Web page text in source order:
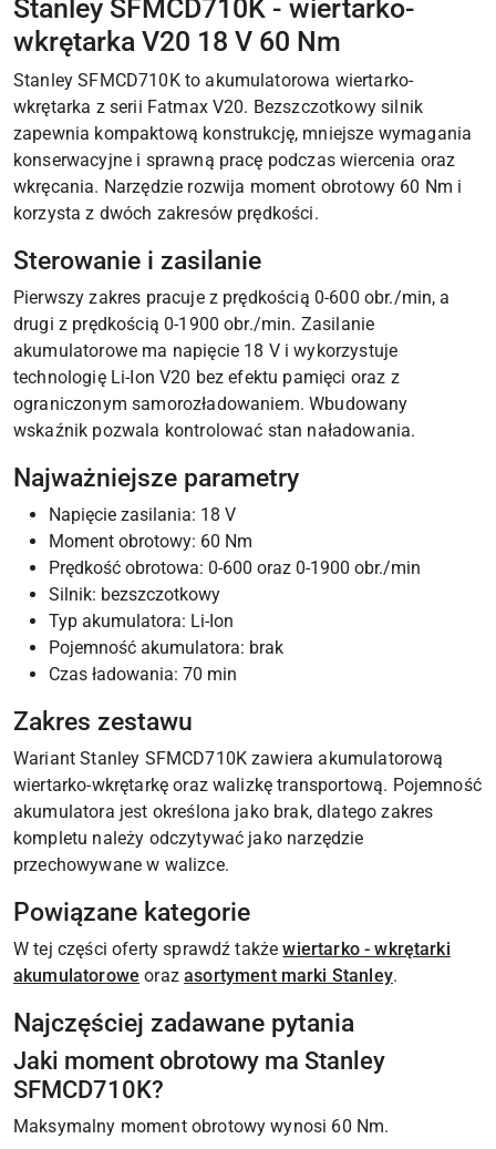
Stanley SFMCD710K - wiertarko-
wkrętarka V20 18 V 60 Nm
Stanley SFMCD710K to akumulatorowa wiertarko-
wkrętarka z serii Fatmax V20. Bezszczotkowy silnik
zapewnia kompaktową konstrukcję, mniejsze wymagania
konserwacyjne i sprawną pracę podczas wiercenia oraz
wkręcania. Narzędzie rozwija moment obrotowy 60 Nm i
korzysta z dwóch zakresów prędkości.
Sterowanie i zasilanie
Pierwszy zakres pracuje z prędkością 0-600 obr./min, a
drugi z prędkością 0-1900 obr./min. Zasilanie
akumulatorowe ma napięcie 18 V i wykorzystuje
technologię Li-Ion V20 bez efektu pamięci oraz z
ograniczonym samorozładowaniem. Wbudowany
wskaźnik pozwala kontrolować stan naładowania.
Najważniejsze parametry
Napięcie zasilania: 18 V
Moment obrotowy: 60 Nm
Prędkość obrotowa: 0-600 oraz 0-1900 obr./min
Silnik: bezszczotkowy
Typ akumulatora: Li-Ion
Pojemność akumulatora: brak
Czas ładowania: 70 min
Zakres zestawu
Wariant Stanley SFMCD710K zawiera akumulatorową
wiertarko-wkrętarkę oraz walizkę transportową. Pojemność
akumulatora jest określona jako brak, dlatego zakres
kompletu należy odczytywać jako narzędzie
przechowywane w walizce.
Powiązane kategorie
W tej części oferty sprawdź takżewiertarko - wkrętarki
akumulatorowe orazasortyment marki Stanley.
Najczęściej zadawane pytania
Jaki moment obrotowy ma Stanley
SFMCD710K?
Maksymalny moment obrotowy wynosi 60 Nm.